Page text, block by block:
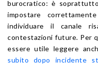
burocratico: è
impostare
individuare il canale
contestazioni future. Per
essere utile leggere
subito dopo incidente